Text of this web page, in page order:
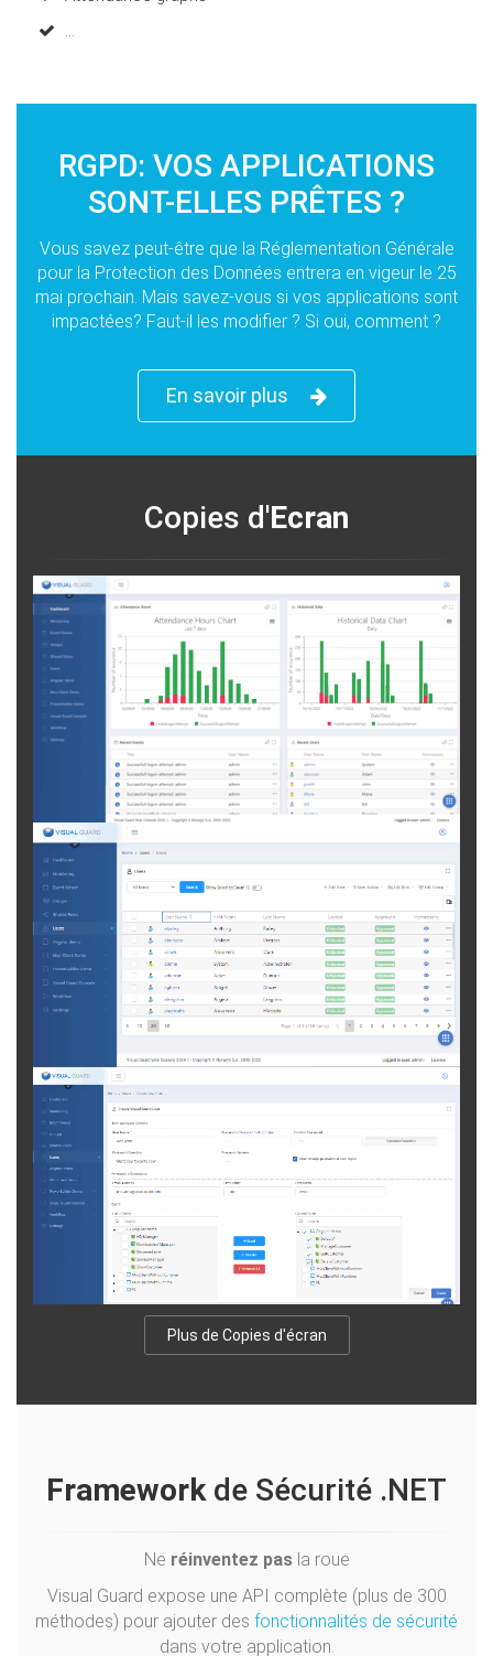
...
RGPD: VOS APPLICATIONS
SONT-ELLES PRÊTES ?
Vous savez peut-être que la Réglementation Générale
pour la Protection des Données entrera en vigeur le 25
mai prochain. Mais savez-vous si vos applications sont
impactées? Faut-il les modifier ? Si oui, comment ?
En savoir plus
Copies d'Ecran
Plus de Copies d'écran
Frameworkde Sécurité .NET
Ne réinventez pas la roue
Visual Guard expose une API complète (plus de 300
méthodes) pour ajouter des fonctionnalités de sécurité
dans votre application.